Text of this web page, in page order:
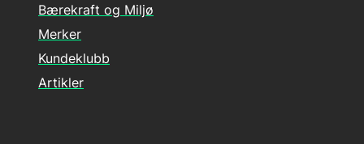
Bærekraft og Miljø
Merker
Kundeklubb
Artikler